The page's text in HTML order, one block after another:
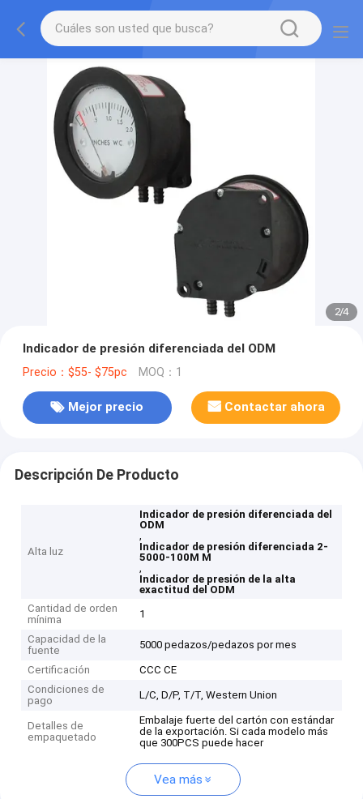
2/4
Indicador de presión diferenciada del ODM
Precio：$55- $75pc MOQ：1
Mejor precio Contactar ahora
Descripción De Producto
Alta luz
Indicador de presión diferenciada del
ODM
,
Indicador de presión diferenciada 2-
5000-100M M
,
Indicador de presión de la alta
exactitud del ODM
Cantidad de orden
mínima
1
Capacidad de la
fuente
5000 pedazos/pedazos por mes
Certificación
CCC CE
Condiciones de
pago
L/C, D/P, T/T, Western Union
Detalles de
empaquetado
Embalaje fuerte del cartón con estándar
de la exportación. Si cada modelo más
que 300PCS puede hacer
Vea más